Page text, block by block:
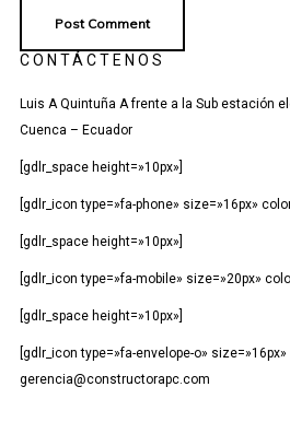
CONTÁCTENOS
Luis A Quintuña A frente a la Sub estación
Cuenca – Ecuador
[gdlr_space height=»10px»]
[gdlr_icon type=»fa-phone» size=»16px»
[gdlr_space height=»10px»]
[gdlr_icon type=»fa-mobile» size=»20px»
[gdlr_space height=»10px»]
[gdlr_icon type=»fa-envelope-o» size=»16px»
gerencia@constructorapc.com